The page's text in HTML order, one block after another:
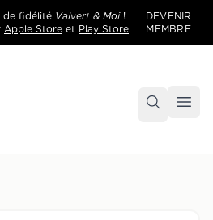
de fidélité Valvert & Moi!
Apple Store et Play Store.
DEVENIR
MEMBRE